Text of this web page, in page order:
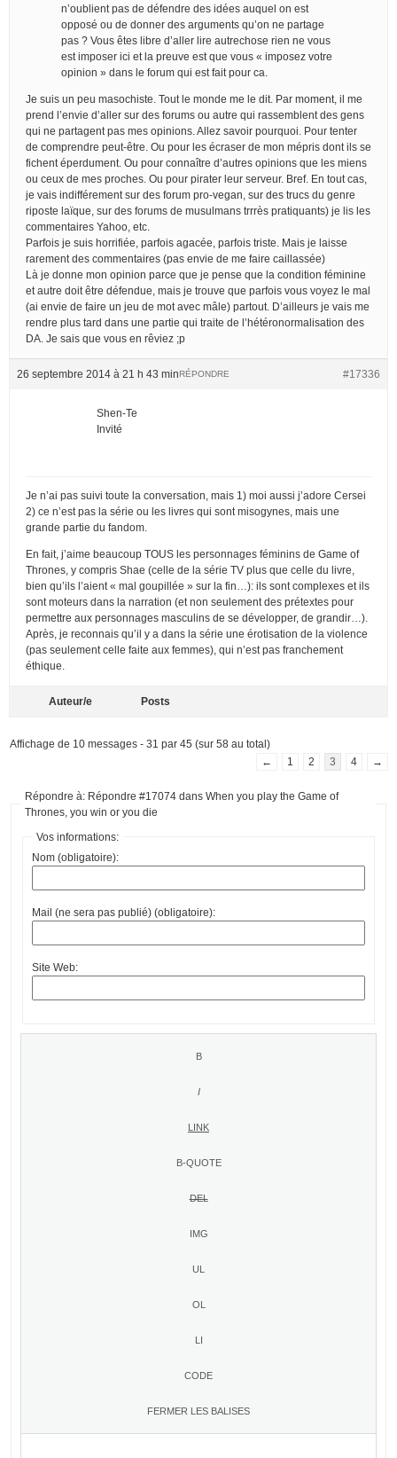
n’oublient pas de défendre des idées auquel on est
opposé ou de donner des arguments qu’on ne partage
pas ? Vous êtes libre d’aller lire autrechose rien ne vous
est imposer ici et la preuve est que vous « imposez votre
opinion » dans le forum qui est fait pour ca.
Je suis un peu masochiste. Tout le monde me le dit. Par moment, il me
prend l’envie d’aller sur des forums ou autre qui rassemblent des gens
qui ne partagent pas mes opinions. Allez savoir pourquoi. Pour tenter
de comprendre peut-être. Ou pour les écraser de mon mépris dont ils se
fichent éperdument. Ou pour connaître d’autres opinions que les miens
ou ceux de mes proches. Ou pour pirater leur serveur. Bref. En tout cas,
je vais indifférement sur des forum pro-vegan, sur des trucs du genre
riposte laïque, sur des forums de musulmans trrrès pratiquants) je lis les
commentaires Yahoo, etc.
Parfois je suis horrifiée, parfois agacée, parfois triste. Mais je laisse
rarement des commentaires (pas envie de me faire caillassée)
Là je donne mon opinion parce que je pense que la condition féminine
et autre doit être défendue, mais je trouve que parfois vous voyez le mal
(ai envie de faire un jeu de mot avec mâle) partout. D’ailleurs je vais me
rendre plus tard dans une partie qui traite de l’hétéronormalisation des
DA. Je sais que vous en rêviez ;p
26 septembre 2014 à 21 h 43 min #17336
RÉPONDRE
Shen-Te
Invité
Je n’ai pas suivi toute la conversation, mais 1) moi aussi j’adore Cersei
2) ce n’est pas la série ou les livres qui sont misogynes, mais une
grande partie du fandom.
En fait, j’aime beaucoup TOUS les personnages féminins de Game of
Thrones, y compris Shae (celle de la série TV plus que celle du livre,
bien qu’ils l’aient « mal goupillée » sur la fin…): ils sont complexes et ils
sont moteurs dans la narration (et non seulement des prétextes pour
permettre aux personnages masculins de se développer, de grandir…).
Après, je reconnais qu’il y a dans la série une érotisation de la violence
(pas seulement celle faite aux femmes), qui n’est pas franchement
éthique.
Auteur/e Posts
Affichage de 10 messages - 31 par 45 (sur 58 au total)
←
1 2 3 4 →
Répondre à: Répondre #17074 dans When you play the Game of
Thrones, you win or you die
Vos informations:
Nom (obligatoire):
Mail (ne sera pas publié) (obligatoire):
Site Web: